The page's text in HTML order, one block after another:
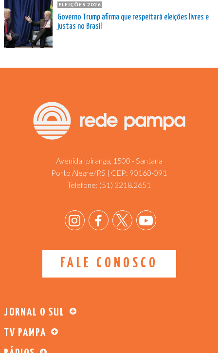
ELEIÇÕES 2026
Governo Trump afirma que respeitará eleições livres e
justas no Brasil
Avenida Ipiranga, 1500 - Santana
Porto Alegre/RS | CEP: 90160-091
Telefone: (51) 3218.2651
FALE CONOSCO
JORNAL O SUL
TV PAMPA